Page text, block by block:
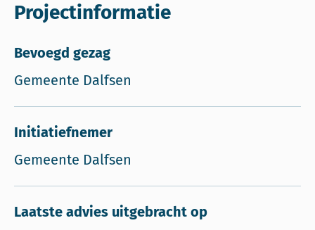
Projectinformatie
Bevoegd gezag
Gemeente Dalfsen
Initiatiefnemer
Gemeente Dalfsen
Laatste advies uitgebracht op